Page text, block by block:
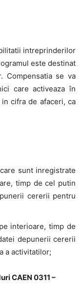
intreprinderilor
este destinat
Compensatia se va
care activeaza în
cifra de afaceri, ca
sunt inregistrate
timp de cel putin
cererii pentru
interioare, timp de
depunerii cererii
a activitatilor;
CAEN 0311 –